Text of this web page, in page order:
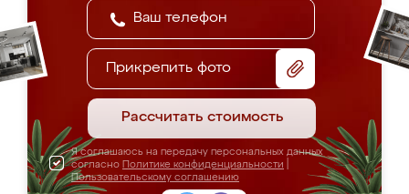
Прикрепить фото
Рассчитать стоимость
Я соглашаюсь на передачу персональных данных
согласно Политике конфиденциальности
Пользовательскому соглашению